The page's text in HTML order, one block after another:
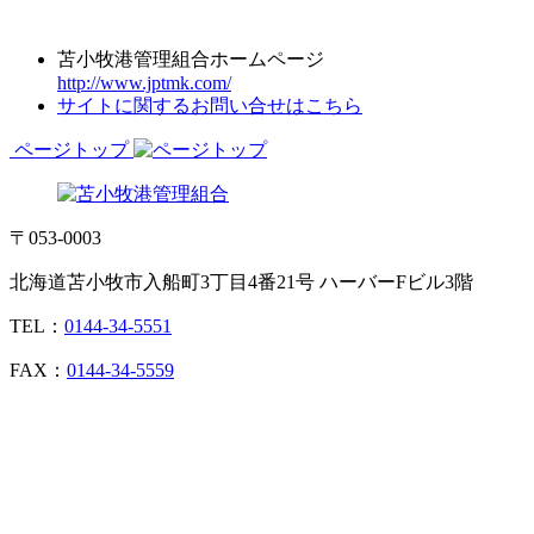
苫小牧港管理組合ホームページ
http://www.jptmk.com/
サイトに関するお問い合せはこちら
ページトップ
〒053-0003
北海道苫小牧市入船町3丁目4番21号 ハーバーFビル3階
TEL： 0144-34-5551
FAX： 0144-34-5559